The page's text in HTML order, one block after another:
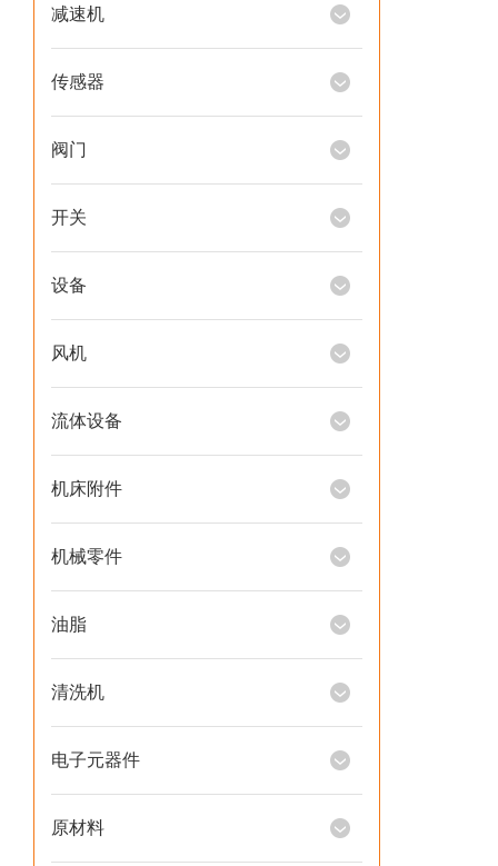
减速机
传感器
阀门
开关
设备
风机
流体设备
机床附件
机械零件
油脂
清洗机
电子元器件
原材料